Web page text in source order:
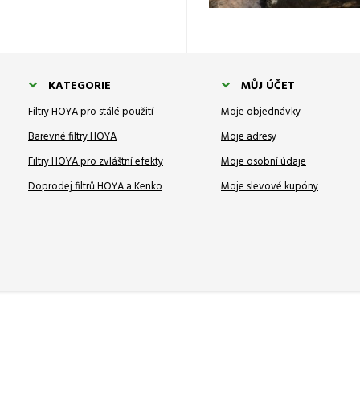
KATEGORIE
Filtry HOYA pro stálé použití
Barevné filtry HOYA
Filtry HOYA pro zvláštní efekty
Doprodej filtrů HOYA a Kenko
MŮJ ÚČET
Moje objednávky
Moje adresy
Moje osobní údaje
Moje slevové kupóny